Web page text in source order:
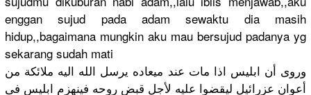
enggan sujud pada adam sewaktu dia masih
hidup,,bagaimana mungkin aku mau bersujud padanya yg
sekarang sudah mati
وروى أن ابليس اذا مات عند ميعاده يرسل الله اليه ملائكة من
أعوان عزرائيل ليقضوا عليه لأجل قبض روحه فينهزم ابليس فى